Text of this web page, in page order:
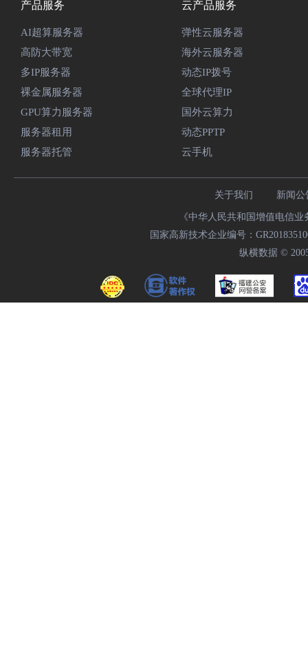
产品服务
AI超算服务器
高防大带宽
多IP服务器
裸金属服务器
GPU算力服务器
服务器租用
服务器托管
云产品服务
弹性云服务器
海外云服务器
动态IP拨号
全球代理IP
国外云算力
动态PPTP
云手机
关于我们 新闻公
《中华人民共和国增值电信
国家高新技术企业编号：
纵横数据 ©